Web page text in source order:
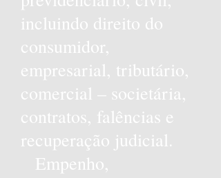
incluindo direito do
consumidor,
empresarial, tributário,
comercial – societária,
contratos, falências e
recuperação judicial.
Empenho,